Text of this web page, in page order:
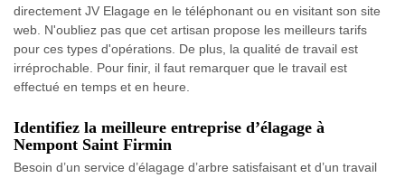
directement JV Elagage en le téléphonant ou en visitant son site
web. N'oubliez pas que cet artisan propose les meilleurs tarifs
pour ces types d'opérations. De plus, la qualité de travail est
irréprochable. Pour finir, il faut remarquer que le travail est
effectué en temps et en heure.
Identifiez la meilleure entreprise d’élagage à
Nempont Saint Firmin
Besoin d’un service d’élagage d’arbre satisfaisant et d’un travail